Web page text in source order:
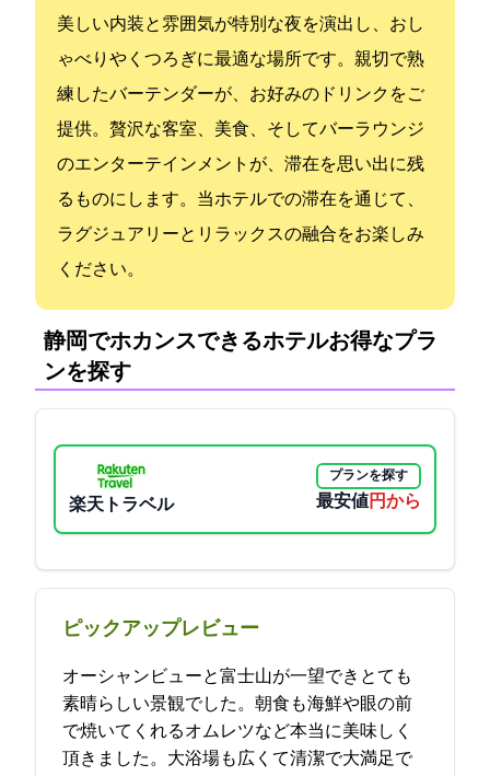
美しい内装と雰囲気が特別な夜を演出し、おし
ゃべりやくつろぎに最適な場所です。親切で熟
練したバーテンダーが、お好みのドリンクをご
提供。贅沢な客室、美食、そしてバーラウンジ
のエンターテインメントが、滞在を思い出に残
るものにします。当ホテルでの滞在を通じて、
ラグジュアリーとリラックスの融合をお楽しみ
ください。
静岡でホカンスできるホテル:お得なプラ
ンを探す
楽天トラベル
プランを探す
最安値8800円から
ピックアップレビュー
オーシャンビューと富士山が一望できとても
素晴らしい景観でした。朝食も海鮮や眼の前
で焼いてくれるオムレツなど本当に美味しく
頂きました。大浴場も広くて清潔で大満足で